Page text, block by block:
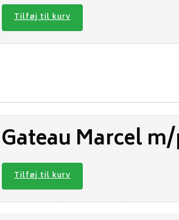
Tilføj til kurv
Gateau Marcel
Tilføj til kurv